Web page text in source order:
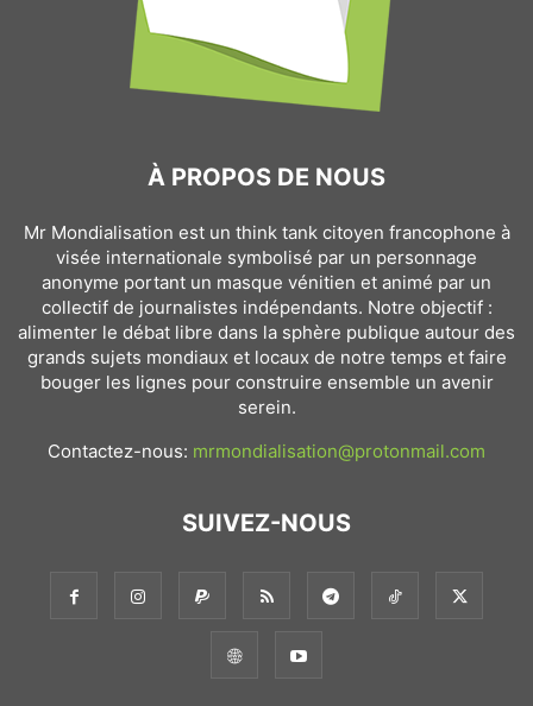
À PROPOS DE NOUS
Mr Mondialisation est un think tank citoyen francophone à
visée internationale symbolisé par un personnage
anonyme portant un masque vénitien et animé par un
collectif de journalistes indépendants. Notre objectif :
alimenter le débat libre dans la sphère publique autour des
grands sujets mondiaux et locaux de notre temps et faire
bouger les lignes pour construire ensemble un avenir
serein.
Contactez-nous: mrmondialisation@protonmail.com
SUIVEZ-NOUS